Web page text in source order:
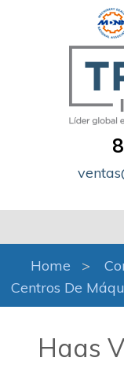
Home
Centros De
Haas